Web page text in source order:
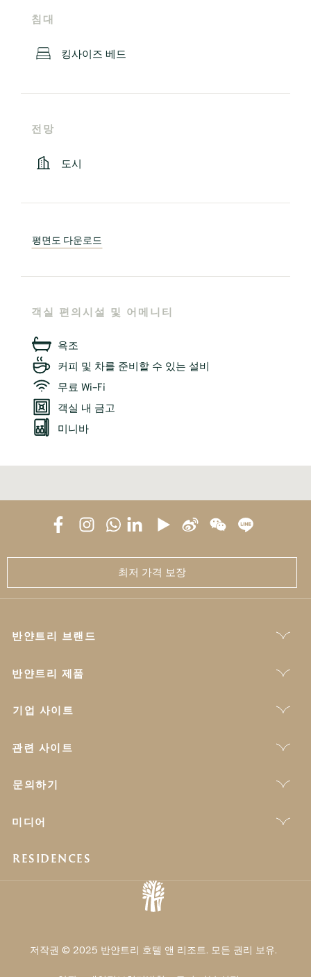
침대
킹사이즈 베드
전망
도시
평면도 다운로드
객실 편의시설 및 어메니티
욕조
커피 및 차를 준비할 수 있는 설비
무료 Wi-Fi
객실 내 금고
미니바
최저 가격 보장
반얀트리 브랜드
반얀트리 제품
기업 사이트
관련 사이트
문의하기
미디어
RESIDENCES
저작권 © 2025 반얀트리 호텔 앤 리조트. 모든 권리 보유.